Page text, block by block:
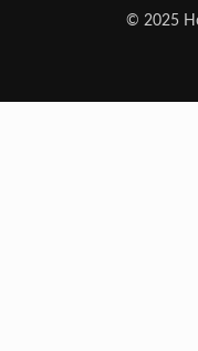
© 2025